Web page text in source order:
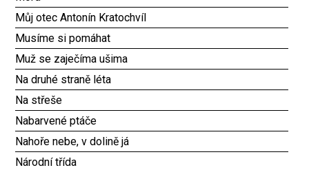
Můj otec Antonín Kratochvíl
Musíme si pomáhat
Muž se zaječíma ušima
Na druhé straně léta
Na střeše
Nabarvené ptáče
Nahoře nebe, v dolině já
Národní třída